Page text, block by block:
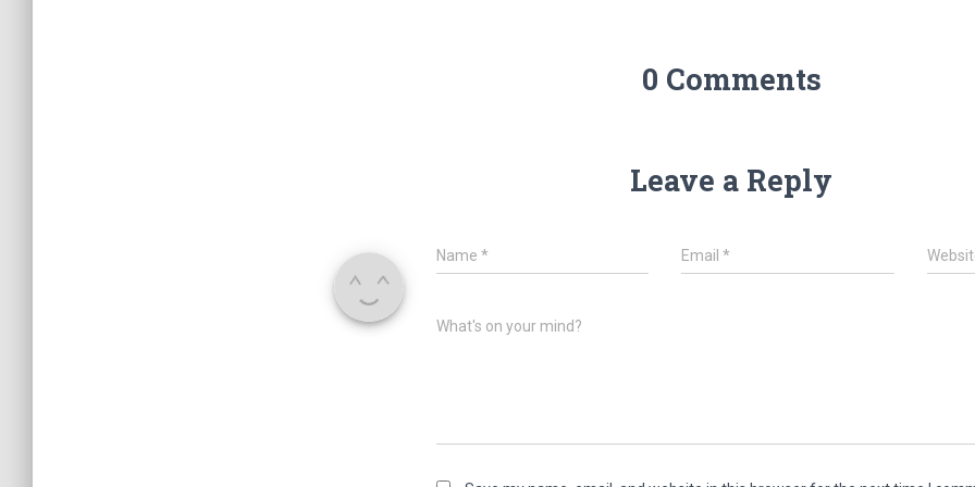
0 Comments
Leave a Reply
Name * Email*
What's on your mind?